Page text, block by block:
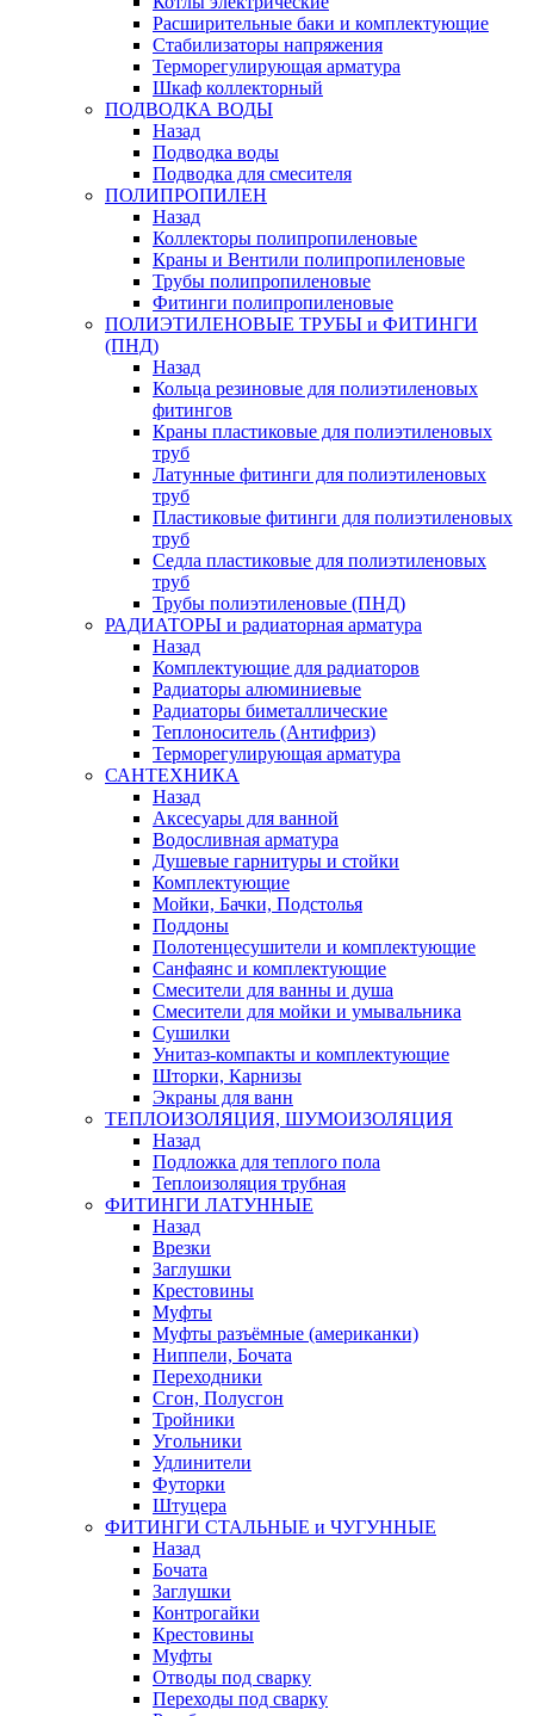
Расширительные баки и комплектующие
Стабилизаторы напряжения
Терморегулирующая арматура
Шкаф коллекторный
ПОДВОДКА ВОДЫ
Назад
Подводка воды
Подводка для смесителя
ПОЛИПРОПИЛЕН
Назад
Коллекторы полипропиленовые
Краны и Вентили полипропиленовые
Трубы полипропиленовые
Фитинги полипропиленовые
ПОЛИЭТИЛЕНОВЫЕ ТРУБЫ и ФИТИНГИ
(ПНД)
Назад
Кольца резиновые для полиэтиленовых
фитингов
Краны пластиковые для полиэтиленовых
труб
Латунные фитинги для полиэтиленовых
труб
Пластиковые фитинги для полиэтиленовых
труб
Седла пластиковые для полиэтиленовых
труб
Трубы полиэтиленовые (ПНД)
РАДИАТОРЫ и радиаторная арматура
Назад
Комплектующие для радиаторов
Радиаторы алюминиевые
Радиаторы биметаллические
Теплоноситель (Антифриз)
Терморегулирующая арматура
САНТЕХНИКА
Назад
Аксесуары для ванной
Водосливная арматура
Душевые гарнитуры и стойки
Комплектующие
Мойки, Бачки, Подстолья
Поддоны
Полотенцесушители и комплектующие
Санфаянс и комплектующие
Смесители для ванны и душа
Смесители для мойки и умывальника
Сушилки
Унитаз-компакты и комплектующие
Шторки, Карнизы
Экраны для ванн
ТЕПЛОИЗОЛЯЦИЯ, ШУМОИЗОЛЯЦИЯ
Назад
Подложка для теплого пола
Теплоизоляция трубная
ФИТИНГИ ЛАТУННЫЕ
Назад
Врезки
Заглушки
Крестовины
Муфты
Муфты разъёмные (американки)
Ниппели, Бочата
Переходники
Сгон, Полусгон
Тройники
Угольники
Удлинители
Футорки
Штуцера
ФИТИНГИ СТАЛЬНЫЕ и ЧУГУННЫЕ
Назад
Бочата
Заглушки
Контрогайки
Крестовины
Муфты
Отводы под сварку
Переходы под сварку